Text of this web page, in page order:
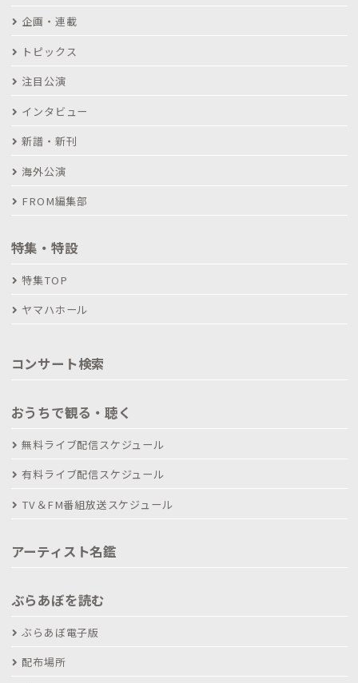
企画・連載
トピックス
注目公演
インタビュー
新譜・新刊
海外公演
FROM編集部
特集・特設
特集TOP
ヤマハホール
コンサート検索
おうちで観る・聴く
無料ライブ配信スケジュール
有料ライブ配信スケジュール
TV＆FM番組放送スケジュール
アーティスト名鑑
ぶらあぼを読む
ぶらあぼ電子版
配布場所